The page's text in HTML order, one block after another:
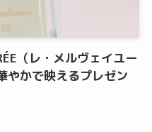
（レ・メルヴェイユー
やかで映えるプレゼン